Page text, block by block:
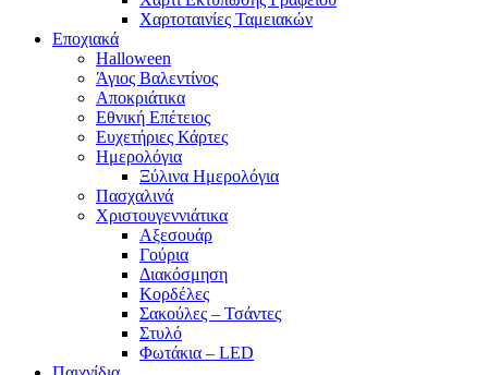
Χαρτοταινίες Ταμειακών
Εποχιακά
Halloween
Άγιος Βαλεντίνος
Αποκριάτικα
Εθνική Επέτειος
Ευχετήριες Κάρτες
Ημερολόγια
Ξύλινα Ημερολόγια
Πασχαλινά
Χριστουγεννιάτικα
Αξεσουάρ
Γούρια
Διακόσμηση
Κορδέλες
Σακούλες – Τσάντες
Στυλό
Φωτάκια – LED